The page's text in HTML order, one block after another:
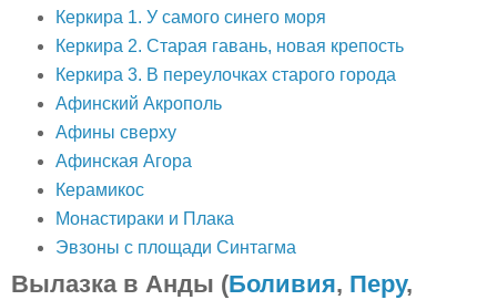
Керкира 1. У самого синего моря
Керкира 2. Старая гавань, новая крепость
Керкира 3. В переулочках старого города
Афинский Акрополь
Афины сверху
Афинская Агора
Керамикос
Монастираки и Плака
Эвзоны с площади Синтагма
Вылазка в Анды (Боливия, Перу,